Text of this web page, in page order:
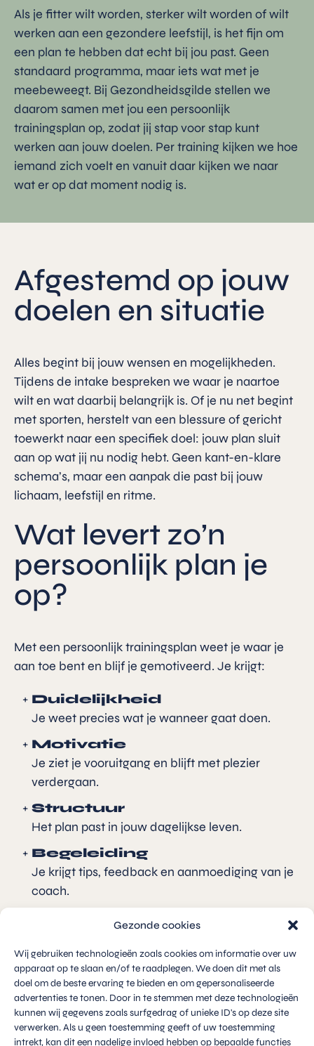
Gezonde cookies
Wij gebruiken technologieën zoals cookies om informatie over uw
apparaat op te slaan en/of te raadplegen. We doen dit met als
doel om de beste ervaring te bieden en om gepersonaliseerde
advertenties te tonen. Door in te stemmen met deze technologieën
kunnen wij gegevens zoals surfgedrag of unieke ID's op deze site
verwerken. Als u geen toestemming geeft of uw toestemming
intrekt, kan dit een nadelige invloed hebben op bepaalde functies
Als je fitter wilt worden, sterker wilt worden of wilt
werken aan een gezondere leefstijl, is het fijn om
een plan te hebben dat echt bij jou past. Geen
standaard programma, maar iets wat met je
meebeweegt. Bij Gezondheidsgilde stellen we
daarom samen met jou een persoonlijk
trainingsplan op, zodat jij stap voor stap kunt
werken aan jouw doelen. Per training kijken we hoe
iemand zich voelt en vanuit daar kijken we naar
wat er op dat moment nodig is.
Afgestemd op jouw
doelen en situatie
Alles begint bij jouw wensen en mogelijkheden.
Tijdens de intake bespreken we waar je naartoe
wilt en wat daarbij belangrijk is. Of je nu net begint
met sporten, herstelt van een blessure of gericht
toewerkt naar een specifiek doel: jouw plan sluit
aan op wat jij nu nodig hebt. Geen kant-en-klare
schema’s, maar een aanpak die past bij jouw
lichaam, leefstijl en ritme.
Wat levert zo’n
persoonlijk plan je
op?
Met een persoonlijk trainingsplan weet je waar je
aan toe bent en blijf je gemotiveerd. Je krijgt:
Duidelijkheid
Je weet precies wat je wanneer gaat doen.
Motivatie
Je ziet je vooruitgang en blijft met plezier
verdergaan.
Structuur
Het plan past in jouw dagelijkse leven.
Begeleiding
Je krijgt tips, feedback en aanmoediging van je
coach.
lichaam.
Hoe werkt het bij
Gezondheidsgilde?